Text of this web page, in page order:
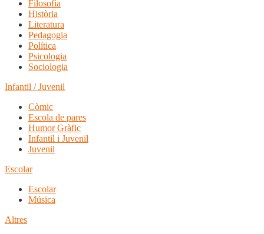
Filosofia
Història
Literatura
Pedagogia
Política
Psicologia
Sociologia
Infantil / Juvenil
Còmic
Escola de pares
Humor Gràfic
Infantil i Juvenil
Juvenil
Escolar
Escolar
Música
Altres